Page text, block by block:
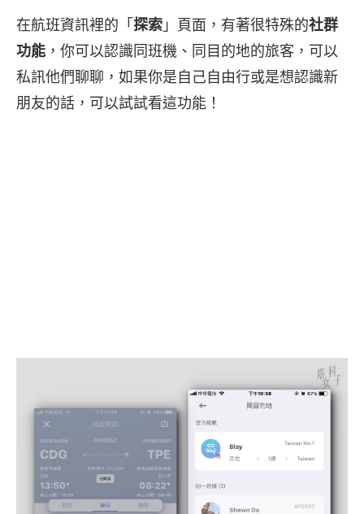
在航班資訊裡的「 探索 」頁面，有著很特殊的社群
功能 ，你可以認識同班機、同目的地的旅客，可以
私訊他們聊聊，如果你是自己自由行或是想認識新
朋友的話，可以試試看這功能！